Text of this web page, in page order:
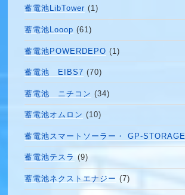
蓄電池LibTower (1)
蓄電池Looop (61)
蓄電池POWERDEPO (1)
蓄電池 EIBS7 (70)
蓄電池 ニチコン (34)
蓄電池オムロン (10)
蓄電池スマートソーラー・ GP-STORAGE
蓄電池テスラ (9)
蓄電池ネクストエナジー (7)